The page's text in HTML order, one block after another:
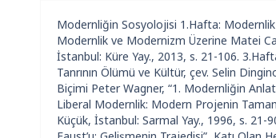
Modernliğin Sosyolojisi 1.Hafta:
Modernlik ve Modernizm Üzerine Matei
İstanbul: Küre Yay., 2013, s. 21-106.
Tanrının Ölümü ve Kültür, çev. Selin
Biçimi Peter Wagner, “1. Modernliğin
Liberal Modernlik: Modern Projenin
Küçük, İstanbul: Sarmal Yay., 1996, s.